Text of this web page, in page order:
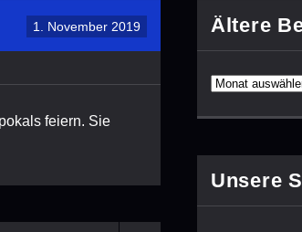
1. November 2019
feiern. Sie
Ältere
Unsere